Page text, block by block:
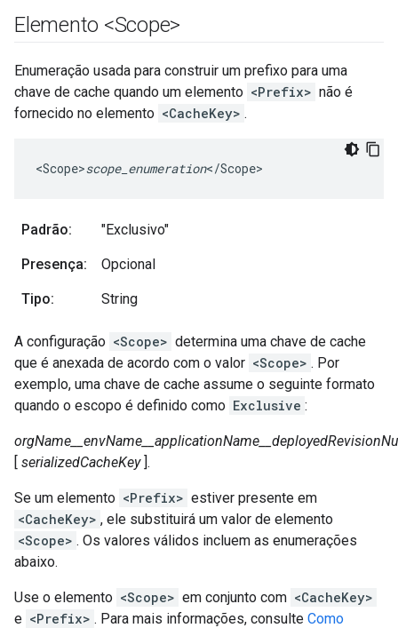
Elemento <Scope>
Enumeração usada para construir um prefixo para uma
chave de cache quando um elemento <Prefix> não é
fornecido no elemento <CacheKey> .
<Scope>scope_enumeration</Scope>
Padrão: "Exclusivo"
Presença: Opcional
Tipo: String
A configuração <Scope> determina uma chave de cache
que é anexada de acordo com o valor <Scope> . Por
exemplo, uma chave de cache assume o seguinte formato
quando o escopo é definido como Exclusive :
orgName__envName__ application
[ serializedCacheKey].
Se um elemento <Prefix> estiver presente em
<CacheKey> , ele substituirá um valor de elemento
<Scope> . Os valores válidos incluem as enumerações
abaixo.
Use o elemento <Scope> em conjunto com <CacheKey>
e <Prefix> . Para mais informações, consulte Como